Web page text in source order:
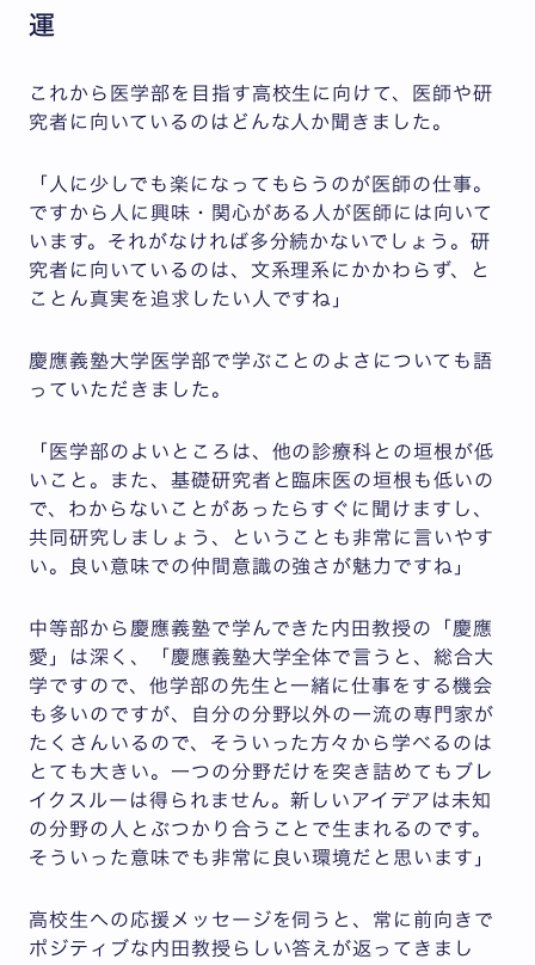
運
これから医学部を目指す高校生に向けて、医師や研
究者に向いているのはどんな人か聞きました。
「人に少しでも楽になってもらうのが医師の仕事。
ですから人に興味・関心がある人が医師には向いて
います。それがなければ多分続かないでしょう。研
究者に向いているのは、文系理系にかかわらず、と
ことん真実を追求したい人ですね」
慶應義塾大学医学部で学ぶことのよさについても語
っていただきました。
「医学部のよいところは、他の診療科との垣根が低
いこと。また、基礎研究者と臨床医の垣根も低いの
で、わからないことがあったらすぐに聞けますし、
共同研究しましょう、ということも非常に言いやす
い。良い意味での仲間意識の強さが魅力ですね」
中等部から慶應義塾で学んできた内田教授の「慶應
愛」は深く、「慶應義塾大学全体で言うと、総合大
学ですので、他学部の先生と一緒に仕事をする機会
も多いのですが、自分の分野以外の一流の専門家が
たくさんいるので、そういった方々から学べるのは
とても大きい。一つの分野だけを突き詰めてもブレ
イクスルーは得られません。新しいアイデアは未知
の分野の人とぶつかり合うことで生まれるのです。
そういった意味でも非常に良い環境だと思います」
高校生への応援メッセージを伺うと、常に前向きで
ポジティブな内田教授らしい答えが返ってきまし